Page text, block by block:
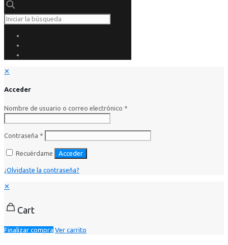
✕
Acceder
Nombre de usuario o correo electrónico *
Contraseña *
Recuérdame Acceder
¿Olvidaste la contraseña?
✕
Cart
Finalizar compra Ver carrito